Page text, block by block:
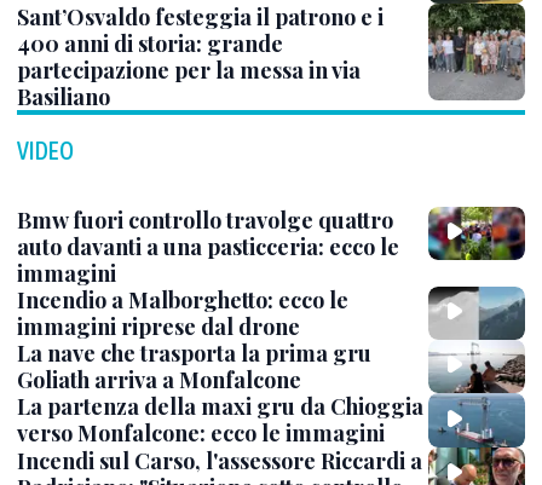
Sant’Osvaldo festeggia il patrono e i
400 anni di storia: grande
partecipazione per la messa in via
Basiliano
VIDEO
Bmw fuori controllo travolge quattro
auto davanti a una pasticceria: ecco le
immagini
Incendio a Malborghetto: ecco le
immagini riprese dal drone
La nave che trasporta la prima gru
Goliath arriva a Monfalcone
La partenza della maxi gru da Chioggia
verso Monfalcone: ecco le immagini
Incendi sul Carso, l'assessore Riccardi a